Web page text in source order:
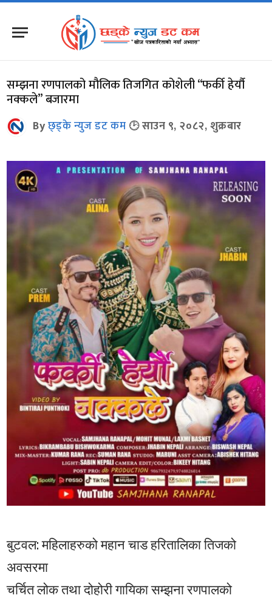
सम्झना रणपालको मौलिक तिजगित कोशेली “फर्की हेर्यौ
नक्कले” बजारमा
Byछ्ड्के न्युज डट कम साउन ९, २०८२, शुक्रबार
बुटवल: महिलाहरुको महान चाड हरितालिका तिजको
अवसरमा
चर्चित लोक तथा दोहोरी गायिका सम्झना रणपालको